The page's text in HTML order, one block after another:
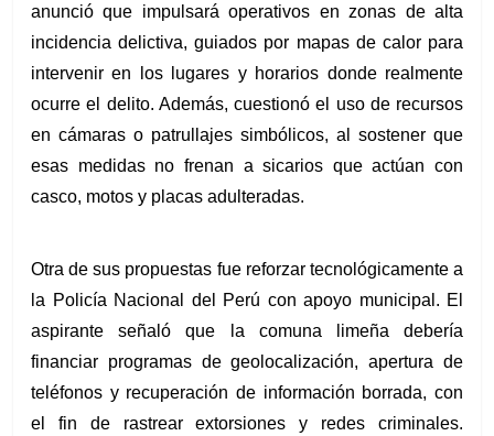
anunció que impulsará operativos en zonas de alta
incidencia delictiva, guiados por mapas de calor para
intervenir en los lugares y horarios donde realmente
ocurre el delito. Además, cuestionó el uso de recursos
en cámaras o patrullajes simbólicos, al sostener que
esas medidas no frenan a sicarios que actúan con
casco, motos y placas adulteradas.
Otra de sus propuestas fue reforzar tecnológicamente a
la Policía Nacional del Perú con apoyo municipal. El
aspirante señaló que la comuna limeña debería
financiar programas de geolocalización, apertura de
teléfonos y recuperación de información borrada, con
el fin de rastrear extorsiones y redes criminales.